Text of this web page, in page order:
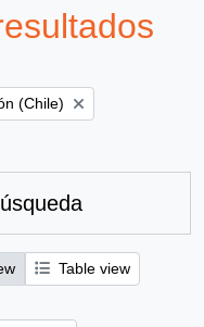
(Chile)
Table view